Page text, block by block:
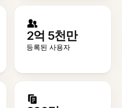
2억 5천만
등록된 사용자